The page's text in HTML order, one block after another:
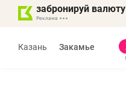
забронируй валюту
Казань Закамье